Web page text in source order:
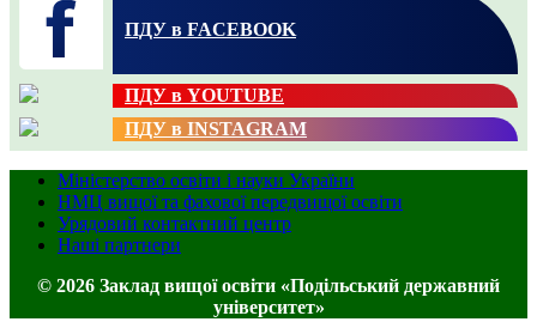
ПДУ в FACEBOOK
ПДУ в YOUTUBE
ПДУ в INSTAGRAM
Міністерство освіти і науки України
НМЦ вищої та фахової передвищої освіти
Урядовий контактний центр
Наші партнери
© 2026 Заклад вищої освіти «Подільський державний
університет»